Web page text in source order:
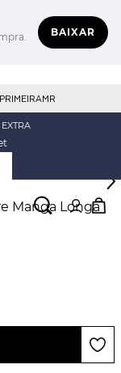
BAIXAR
Manga Longa